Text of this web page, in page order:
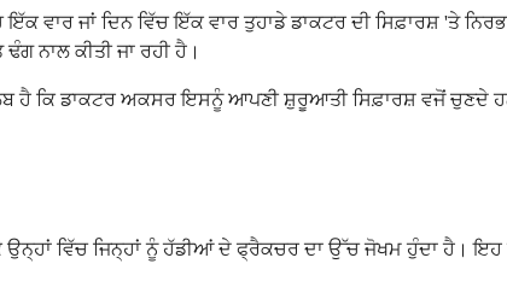
ਵਾਰ ਜਾਂ ਦਿਨ ਵਿੱਚ ਇੱਕ ਵਾਰ ਤੁਹਾਡੇ ਡਾਕਟਰ ਦੀ ਸਿਫ਼ਾਰਸ਼ 'ਤੇ
ਨਾਲ ਕੀਤੀ ਜਾ ਰਹੀ ਹੈ।
ਕਿ ਡਾਕਟਰ ਅਕਸਰ ਇਸਨੂੰ ਆਪਣੀ ਸ਼ੁਰੂਆਤੀ ਸਿਫ਼ਾਰਸ਼ ਵਜੋਂ ਚੁਣਦੇ
ਵਿੱਚ ਜਿਨ੍ਹਾਂ ਨੂੰ ਹੱਡੀਆਂ ਦੇ ਫ੍ਰੈਕਚਰ ਦਾ ਉੱਚ ਜੋਖਮ ਹੁੰਦਾ ਹੈ।